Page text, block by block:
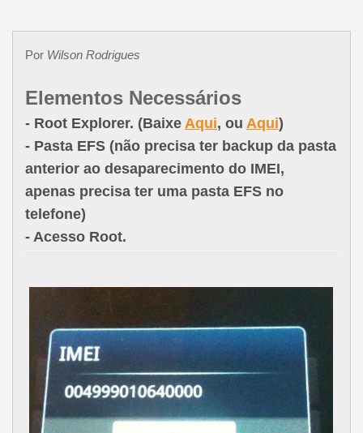
Por Wilson Rodrigues
Elementos Necessários
- Root Explorer. (Baixe Aqui, ou Aqui)
- Pasta EFS (não precisa ter backup da pasta
anterior ao desaparecimento do IMEI,
apenas precisa ter uma pasta EFS no
telefone)
- Acesso Root.